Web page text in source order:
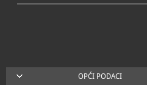
OPĆI PODACI